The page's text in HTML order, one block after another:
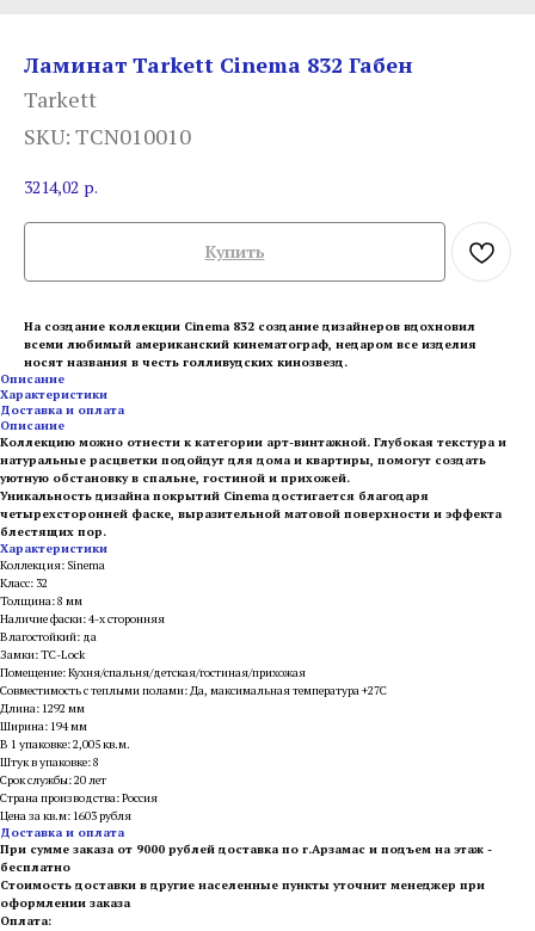
Ламинат Tarkett Cinema 832 Габен
Tarkett
SKU: TCN010010
3214,02 р.
Купить
На создание коллекции Cinema 832 создание дизайнеров вдохновил
всеми любимый американский кинематограф, недаром все изделия
носят названия в честь голливудских кинозвезд.
Описание
Характеристики
Доставка и оплата
Описание
Коллекцию можно отнести к категории арт-винтажной. Глубокая текстура и
натуральные расцветки подойдут для дома и квартиры, помогут создать
уютную обстановку в спальне, гостиной и прихожей.
Уникальность дизайна покрытий Cinema достигается благодаря
четырехсторонней фаске, выразительной матовой поверхности и эффекта
блестящих пор.
Характеристики
Коллекция: Sinema
Класс: 32
Толщина: 8 мм
Наличие фаски: 4-х сторонняя
Влагостойкий: да
Замки: TC-Lock
Помещение: Кухня/спальня/детская/гостиная/прихожая
Совместимость с теплыми полами: Да, максимальная температура +27С
Длина: 1292 мм
Ширина: 194 мм
В 1 упаковке: 2,005 кв.м.
Штук в упаковке: 8
Срок службы: 20 лет
Страна производства: Россия
Цена за кв.м: 1603 рубля
Доставка и оплата
При сумме заказа от 9000 рублей доставка по г.Арзамас и подъем на этаж -
бесплатно
Стоимость доставки в другие населенные пункты уточнит менеджер при
оформлении заказа
Оплата: